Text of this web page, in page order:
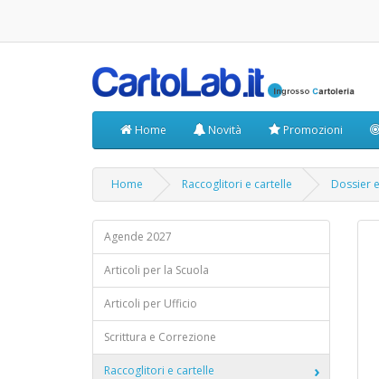
Home Novità Promozioni
Home Raccoglitori e cartelle Dossier
Agende 2027
Articoli per la Scuola
Articoli per Ufficio
Scrittura e Correzione
Raccoglitori e cartelle